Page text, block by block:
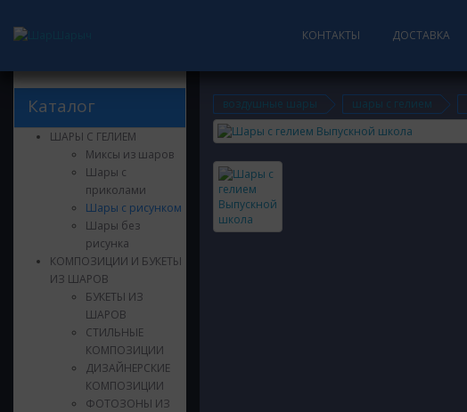
КОНТАКТЫ ДОСТАВКА
Каталог
ШАРЫ С ГЕЛИЕМ
Миксы из шаров
Шары с
приколами
Шары с рисунком
Шары без
рисунка
КОМПОЗИЦИИ И БУКЕТЫ
ИЗ ШАРОВ
БУКЕТЫ ИЗ
ШАРОВ
СТИЛЬНЫЕ
КОМПОЗИЦИИ
ДИЗАЙНЕРСКИЕ
КОМПОЗИЦИИ
ФОТОЗОНЫ ИЗ
воздушные шары шары с гелием